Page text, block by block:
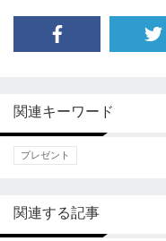
関連キーワード
プレゼント
関連する記事